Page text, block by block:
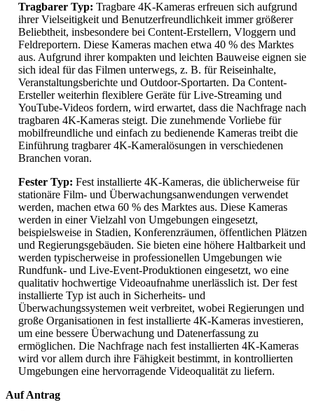
Tragbarer Typ: Tragbare 4K-Kameras erfreuen sich aufgrund
ihrer Vielseitigkeit und Benutzerfreundlichkeit immer größerer
Beliebtheit, insbesondere bei Content-Erstellern, Vloggern und
Feldreportern. Diese Kameras machen etwa 40 % des Marktes
aus. Aufgrund ihrer kompakten und leichten Bauweise eignen sie
sich ideal für das Filmen unterwegs, z. B. für Reiseinhalte,
Veranstaltungsberichte und Outdoor-Sportarten. Da Content-
Ersteller weiterhin flexiblere Geräte für Live-Streaming und
YouTube-Videos fordern, wird erwartet, dass die Nachfrage nach
tragbaren 4K-Kameras steigt. Die zunehmende Vorliebe für
mobilfreundliche und einfach zu bedienende Kameras treibt die
Einführung tragbarer 4K-Kameralösungen in verschiedenen
Branchen voran.
Fester Typ: Fest installierte 4K-Kameras, die üblicherweise für
stationäre Film- und Überwachungsanwendungen verwendet
werden, machen etwa 60 % des Marktes aus. Diese Kameras
werden in einer Vielzahl von Umgebungen eingesetzt,
beispielsweise in Stadien, Konferenzräumen, öffentlichen Plätzen
und Regierungsgebäuden. Sie bieten eine höhere Haltbarkeit und
werden typischerweise in professionellen Umgebungen wie
Rundfunk- und Live-Event-Produktionen eingesetzt, wo eine
qualitativ hochwertige Videoaufnahme unerlässlich ist. Der fest
installierte Typ ist auch in Sicherheits- und
Überwachungssystemen weit verbreitet, wobei Regierungen und
große Organisationen in fest installierte 4K-Kameras investieren,
um eine bessere Überwachung und Datenerfassung zu
ermöglichen. Die Nachfrage nach fest installierten 4K-Kameras
wird vor allem durch ihre Fähigkeit bestimmt, in kontrollierten
Umgebungen eine hervorragende Videoqualität zu liefern.
Auf Antrag